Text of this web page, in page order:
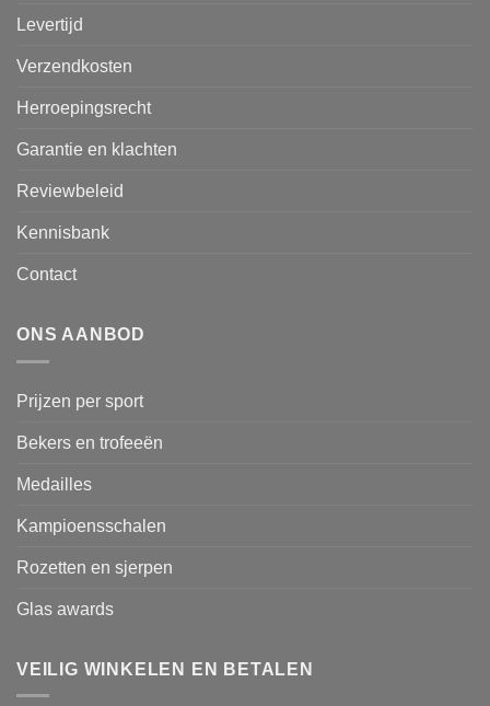
Levertijd
Verzendkosten
Herroepingsrecht
Garantie en klachten
Reviewbeleid
Kennisbank
Contact
ONS AANBOD
Prijzen per sport
Bekers en trofeeën
Medailles
Kampioensschalen
Rozetten en sjerpen
Glas awards
VEILIG WINKELEN EN BETALEN